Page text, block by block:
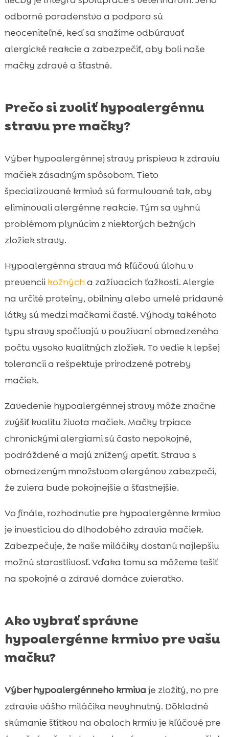
odborné poradenstvo a podpora sú
neoceniteľné, keď sa snažíme odbúravať
alergické reakcie a zabezpečiť, aby boli naše
mačky zdravé a šťastné.
Prečo si zvoliť hypoalergénnu
stravu pre mačky?
Výber hypoalergénnej stravy prispieva k zdraviu
mačiek zásadným spôsobom. Tieto
špecializované krmivá sú formulované tak, aby
eliminovali alergénne reakcie. Tým sa vyhnú
problémom plynúcim z niektorých bežných
zložiek stravy.
Hypoalergénna strava má kľúčovú úlohu v
prevenciikožnýcha zažívacích ťažkostí. Alergie
na určité proteíny, obilniny alebo umelé prídavné
látky sú medzi mačkami časté. Výhody takéhoto
typu stravy spočívajú v používaní obmedzeného
počtu vysoko kvalitných zložiek. To vedie k lepšej
tolerancii a rešpektuje prirodzené potreby
mačiek.
Zavedenie hypoalergénnej stravy môže značne
zvýšiť kvalitu života mačiek. Mačky trpiace
chronickými alergiami sú často nepokojné,
podráždené a majú znížený apetít. Strava s
obmedzeným množstvom alergénov zabezpečí,
že zviera bude pokojnejšie a šťastnejšie.
Vo finále, rozhodnutie pre hypoalergénne krmivo
je investíciou do dlhodobého zdravia mačiek.
Zabezpečuje, že naše miláčiky dostanú najlepšiu
možnú starostlivosť. Vďaka tomu sa môžeme tešiť
na spokojné a zdravé domáce zvieratko.
Ako vybrať správne
hypoalergénne krmivo pre vašu
mačku?
Výber hypoalergénneho krmiva je zložitý, no pre
zdravie vášho miláčika nevyhnutný. Dôkladné
skúmanie štítkov na obaloch krmív je kľúčové pre